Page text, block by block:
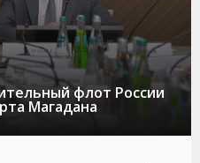
флот России
Магадана